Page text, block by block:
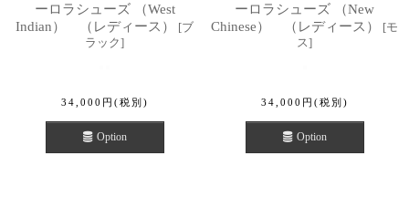
ーロラシューズ （West
Indian） （レディース）
[ブ
ラック]
34,000 円 (税別)
Option
ーロラシューズ （New
Chinese） （レディース）
[モ
ス]
34,000 円 (税別)
Option